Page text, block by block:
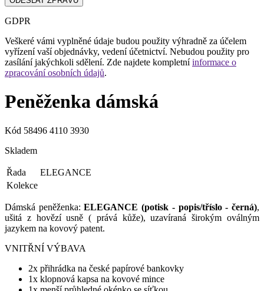
GDPR
Veškeré vámi vyplněné údaje budou použity výhradně za účelem
vyřízení vaší objednávky, vedení účetnictví. Nebudou použity pro
zasílání jakýchkoli sdělení. Zde najdete kompletníinformace o
zpracování osobních údajů.
Peněženka dámská
Kód 58496 4110 3930
Skladem
Řada
ELEGANCE
Kolekce
Dámská peněženka:ELEGANCE (potisk - popis/tříslo - černá),
ušitá z hovězí usně ( prává kůže), uzavíraná širokým oválným
jazykem na kovový patent.
VNITŘNÍ VÝBAVA
2x přihrádka na české papírové bankovky
1x klopnová kapsa na kovové mince